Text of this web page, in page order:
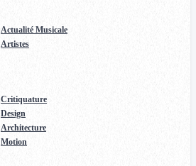
Actualité Musicale
Artistes
Critiquature
Design
Architecture
Motion